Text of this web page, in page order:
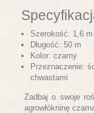
Szerokość: 1,6 m
Długość: 50 m
Kolor: czarny
Przeznaczenie:
chwastami
Zadbaj o swoje
agrowłókninę